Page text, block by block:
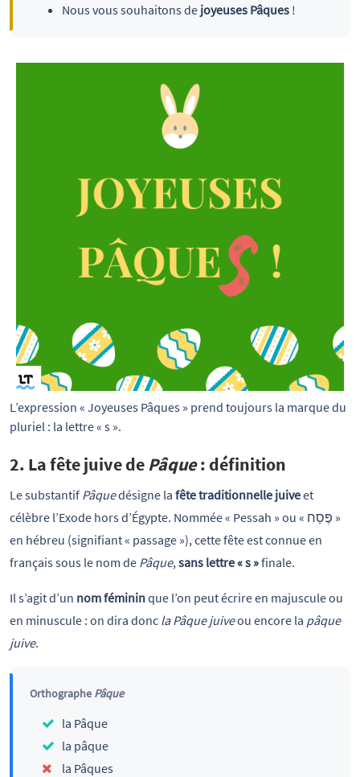
Nous vous souhaitons de joyeuses Pâques!
L’expression « Joyeuses Pâques » prend toujours la marque du
pluriel : la lettre « s ».
2. La fête juive dePâque: définition
Le substantif Pâquedésigne la fête traditionnelle juiveet
célèbre l’Exode hors d’Égypte. Nommée « Pessah » ou « פֶּסַח »
en hébreu (signifiant « passage »), cette fête est connue en
français sous le nom de Pâque,sans lettre « s »finale.
Il s’agit d’un nom fémininque l’on peut écrire en majuscule ou
en minuscule : on dira donc la Pâque juiveou encore la pâque
juive.
Orthographe Pâque
la Pâque
la pâque
la Pâques